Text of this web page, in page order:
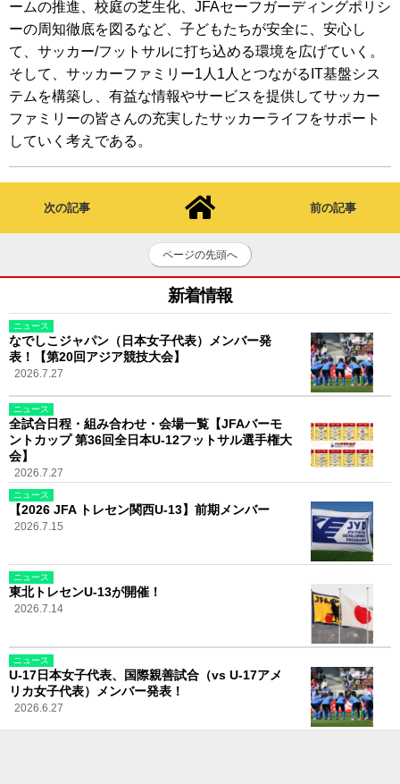
ームの推進、校庭の芝生化、JFAセーフガーディングポリシ
ーの周知徹底を図るなど、子どもたちが安全に、安心し
て、サッカー/フットサルに打ち込める環境を広げていく。
そして、サッカーファミリー1人1人とつながるIT基盤シス
テムを構築し、有益な情報やサービスを提供してサッカー
ファミリーの皆さんの充実したサッカーライフをサポート
していく考えである。
次の記事 前の記事
ページの先頭へ
新着情報
ニュース
なでしこジャパン（日本女子代表）メンバー発
表！【第20回アジア競技大会】
2026.7.27
ニュース
全試合日程・組み合わせ・会場一覧【JFAバーモ
ントカップ 第36回全日本U-12フットサル選手権大
会】
2026.7.27
ニュース
【2026 JFA トレセン関西U-13】前期メンバー
2026.7.15
ニュース
東北トレセンU-13が開催！
2026.7.14
ニュース
U-17日本女子代表、国際親善試合（vs U-17アメ
リカ女子代表）メンバー発表！
2026.6.27